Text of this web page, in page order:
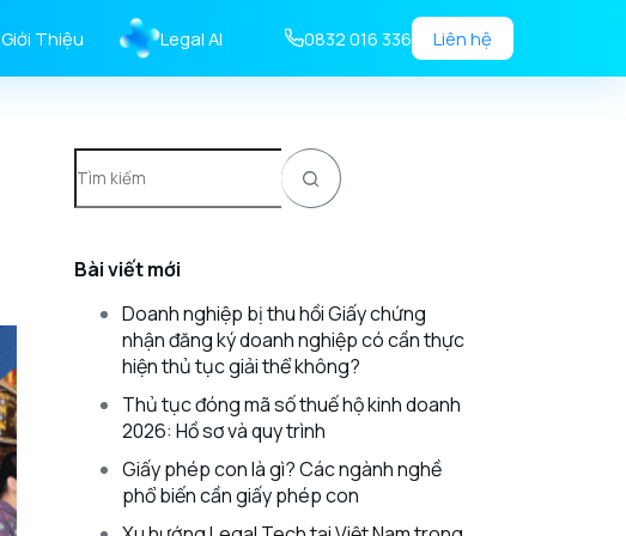
Giới Thiệu Legal AI 0832 016 336 Liên hệ
Bài viết mới
Doanh nghiệp bị thu hồi Giấy chứng
nhận đăng ký doanh nghiệp có cần thực
hiện thủ tục giải thể không?
Thủ tục đóng mã số thuế hộ kinh doanh
2026: Hồ sơ và quy trình
Giấy phép con là gì? Các ngành nghề
phổ biến cần giấy phép con